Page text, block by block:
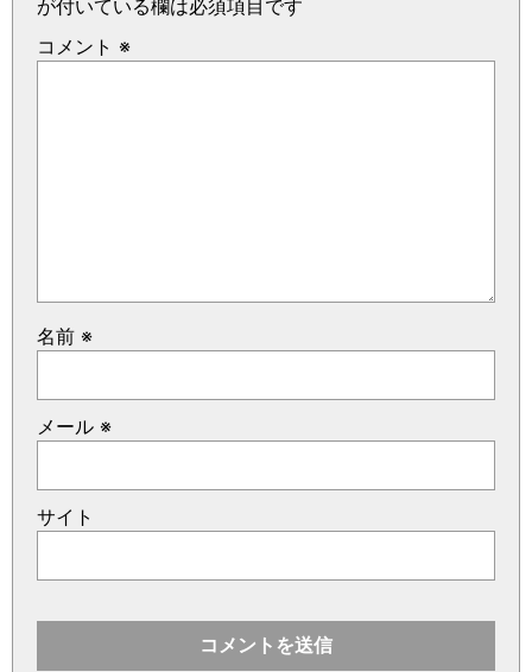
が付いている欄は必須項目です
コメント ※
名前 ※
メール ※
サイト